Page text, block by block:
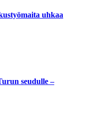
uhkaa
seudulle –